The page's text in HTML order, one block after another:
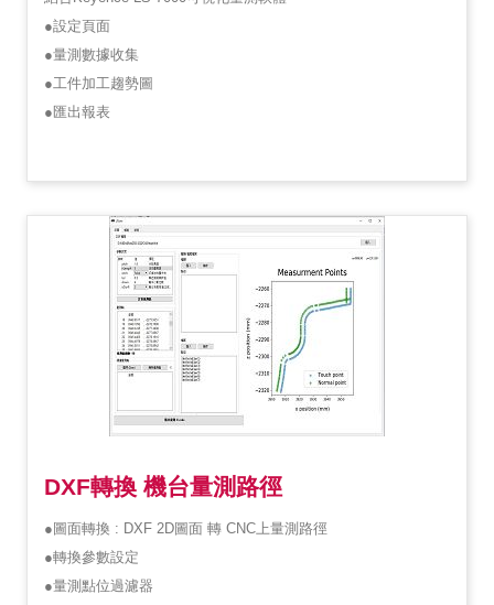
●設定頁面
●量測數據收集
●工件加工趨勢圖
●匯出報表
DXF轉換 機台量測路徑
●圖面轉換 : DXF 2D圖面 轉 CNC上量測路徑
●轉換參數設定
●量測點位過濾器